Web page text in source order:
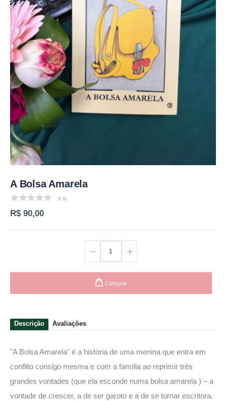
A Bolsa Amarela
0.0
0.0
R$ 90,00
Comprar
Descrição Avaliações
"A Bolsa Amarela" é a história de uma menina que entra em
conflito consigo mesma e com a família ao reprimir três
grandes vontades (que ela esconde numa bolsa amarela ) – a
vontade de crescer, a de ser garoto e a de se tornar escritora.